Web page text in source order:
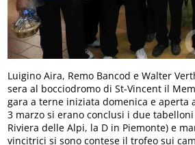
Luigino Aira, Remo Bancod e Walter
sera al bocciodromo di St-Vincent il
gara a terne iniziata domenica e aperta
3 marzo si erano conclusi i due
Riviera delle Alpi, la D in Piemonte) e
vincitrici si sono contese il trofeo sui